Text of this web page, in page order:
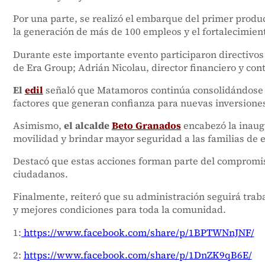
Por una parte, se realizó el embarque del primer
la generación de más de 100 empleos y el
Durante este importante evento participaron
de Era Group; Adrián Nicolau, director financiero y
Eledilseñaló que Matamoros continúa
factores que generan confianza para nuevas
Asimismo, el alcaldeBeto Granadosencabezó la
movilidad y brindar mayor seguridad a las familias de
Destacó que estas acciones forman parte del
ciudadanos.
Finalmente, reiteró que su administración seguirá
y mejores condiciones para toda la comunidad.
1: https://www.facebook.com/share/p/1BPTWNnJNF/
2: https://www.facebook.com/share/p/1DnZK9qB6E/